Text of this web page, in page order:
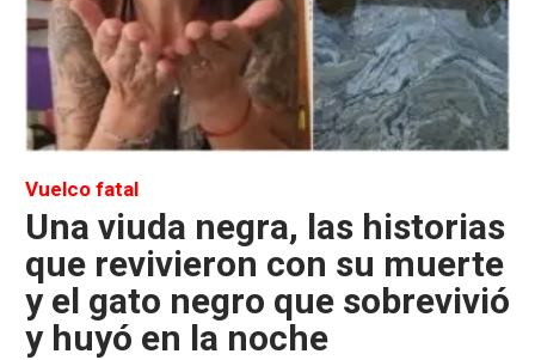
Vuelco fatal
Una viuda negra, las historias
que revivieron con su muerte
y el gato negro que sobrevivió
y huyó en la noche